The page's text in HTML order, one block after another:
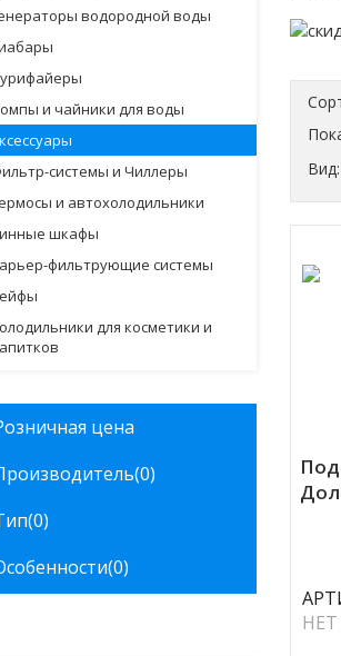
водородной воды
и чайники для воды
системы и Чиллеры
и автохолодильники
шкафы
фильтрующие системы
для косметики и
цена
(0)
(0)
(0)
Вид: